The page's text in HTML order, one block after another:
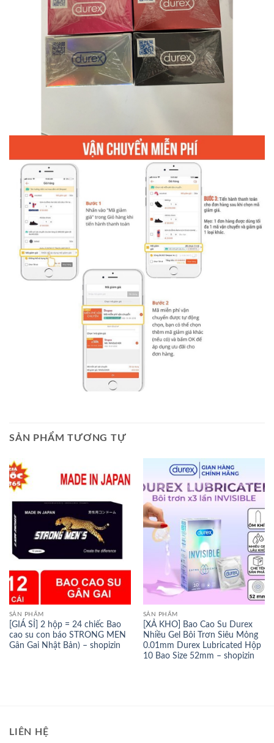
SẢN PHẨM TƯƠNG TỰ
SẢN PHẨM
[GIÁ SỈ] 2 hộp = 24 chiếc Bao
cao su con báo STRONG MEN
Gân Gai Nhật Bản) – shopizin
SẢN PHẨM
[XẢ KHO] Bao Cao Su Durex
Nhiều Gel Bôi Trơn Siêu Mỏng
0.01mm Durex Lubricated Hộp
10 Bao Size 52mm – shopizin
LIÊN HỆ